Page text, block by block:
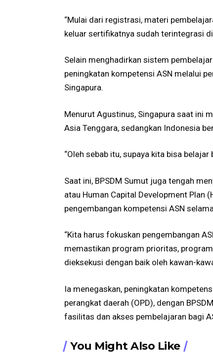
“Mulai dari registrasi, materi
keluar sertifikatnya sudah terintegrasi
Selain menghadirkan sistem
peningkatan kompetensi ASN melalui
Singapura.
Menurut Agustinus, Singapura saat ini
Asia Tenggara, sedangkan Indonesia
“Oleh sebab itu, supaya kita bisa
Saat ini, BPSDM Sumut juga tengah
atau Human Capital Development Plan
pengembangan kompetensi ASN
“Kita harus fokuskan pengembangan
memastikan program prioritas,
dieksekusi dengan baik oleh kawan-
Ia menegaskan, peningkatan
perangkat daerah (OPD), dengan
fasilitas dan akses pembelajaran bagi
You Might Also Like